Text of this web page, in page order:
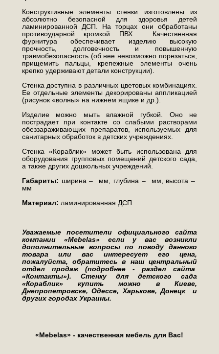
Конструктивные элементы стенки изготовлены из
абсолютно безопасной для здоровья детей
ламинированной ДСП. На торцах они обработаны
противоударной кромкой ПВХ. Качественная
фурнитура обеспечивает изделию высокую
прочность, долговечность и повышенную
травмобезопасность (об нее невозможно порезаться,
прищемить пальцы, крепежные элементы очень
крепко удерживают детали конструкции).
Стенка доступна в различных цветовых комбинациях.
Ее отдельные элементы декорированы аппликацией
(рисунок «волны» на нижнем ящике и др.).
Изделие можно мыть влажной губкой. Оно не
пострадает при контакте со слабыми растворами
обеззараживающих препаратов, используемых для
санитарных обработок в детских учреждениях.
Стенка «Кораблик» может быть использована для
оборудования групповых помещений детского сада,
а также других дошкольных учреждений.
Габариты: ширина – мм, глубина – мм, высота –
мм
Материал: ламинированная ДСП
Уважаемые посетители официального сайта
компании «Mebelas» если у вас возникли
дополнительные вопросы по поводу данного
товара или вас интересует его цена,
пожалуйста, обратитесь в наш центральный
отдел продаж (подробнее - раздел сайта
«Контакты»). Стенку для детского сада
«Кораблик» купить можно в Киеве,
Днепропетровске, Одессе, Харькове, Донецк и
других городах Украины.
«Mebelas» - качественная мебель для Вас!